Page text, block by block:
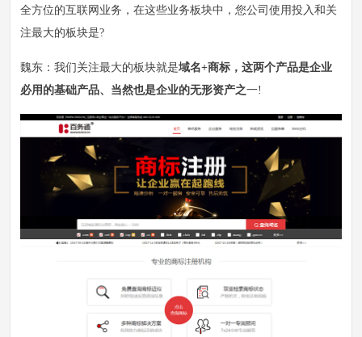
全方位的互联网业务，在这些业务板块中，您公司使用投入和关
注最大的板块是?
魏东：我们关注最大的板块就是域名+商标，这两个产品是企业
必用的基础产品、当然也是企业的无形资产之一!